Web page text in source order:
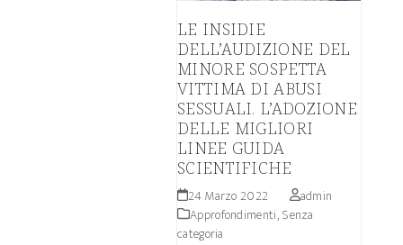
LE INSIDIE
DELL’AUDIZIONE DEL
MINORE SOSPETTA
VITTIMA DI ABUSI
SESSUALI. L’ADOZIONE
DELLE MIGLIORI
LINEE GUIDA
SCIENTIFICHE
24 Marzo 2022
admin
Approfondimenti,Senza
categoria